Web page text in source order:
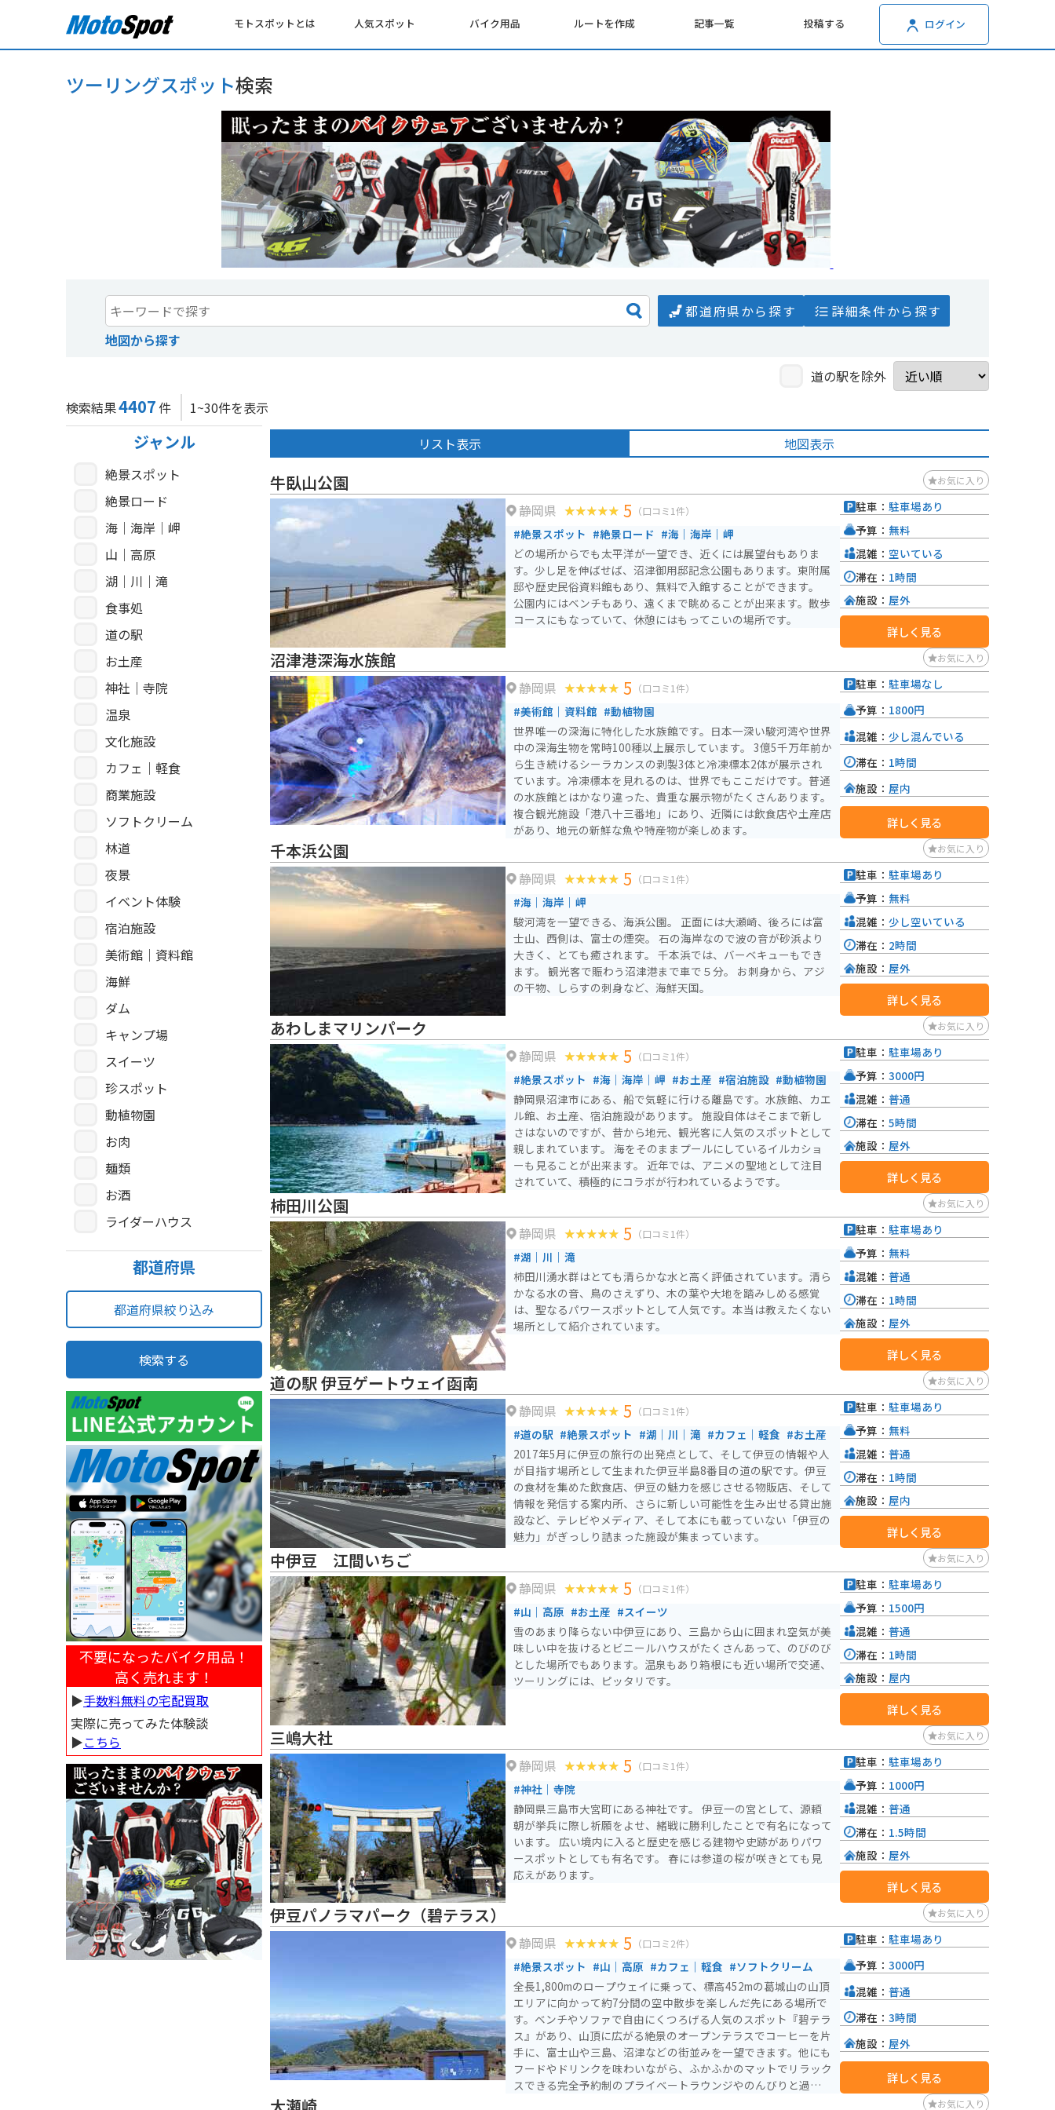
モトスポットとは 人気スポット バイク用品 ルートを作成 記事一覧 投稿する ログイン
ツーリングスポット検索
都道府県から探す
詳細条件から探す
地図から探す
道の駅を除外
検索結果4407件 1~30件を表示
ジャンル
絶景スポット
絶景ロード
海｜海岸｜岬
山｜高原
湖｜川｜滝
食事処
道の駅
お土産
神社｜寺院
温泉
文化施設
カフェ｜軽食
商業施設
ソフトクリーム
林道
夜景
イベント体験
宿泊施設
美術館｜資料館
海鮮
ダム
キャンプ場
スイーツ
珍スポット
動植物園
お肉
麺類
お酒
ライダーハウス
都道府県
都道府県絞り込み
検索する
不要になったバイク用品！
高く売れます！
▶︎手数料無料の宅配買取
実際に売ってみた体験談
▶︎こちら
リスト表示 地図表示
牛臥山公園 お気に入り
静岡県 5 （口コミ1件）
#絶景スポット #絶景ロード #海｜海岸｜岬
どの場所からでも太平洋が一望でき、近くには展望台もありま
す。少し足を伸ばせば、沼津御用邸記念公園もあります。東附属
邸や歴史民俗資料館もあり、無料で入館することができます。
公園内にはベンチもあり、遠くまで眺めることが出来ます。散歩
コースにもなっていて、休憩にはもってこいの場所です。
駐車： 駐車場あり
予算： 無料
混雑： 空いている
滞在： 1時間
施設： 屋外
詳しく見る
沼津港深海水族館 お気に入り
静岡県 5 （口コミ1件）
#美術館｜資料館 #動植物園
世界唯一の深海に特化した水族館です。日本一深い駿河湾や世界
中の深海生物を常時100種以上展示しています。 3億5千万年前か
ら生き続けるシーラカンスの剥製3体と冷凍標本2体が展示され
ています。冷凍標本を見れるのは、世界でもここだけです。普通
の水族館とはかなり違った、貴重な展示物がたくさんあります。
複合観光施設「港八十三番地」にあり、近隣には飲食店や土産店
があり、地元の新鮮な魚や特産物が楽しめます。
駐車： 駐車場なし
予算： 1800円
混雑： 少し混んでいる
滞在： 1時間
施設： 屋内
詳しく見る
千本浜公園 お気に入り
静岡県 5 （口コミ1件）
#海｜海岸｜岬
駿河湾を一望できる、海浜公園。 正面には大瀬崎、後ろには富
士山、西側は、富士の煙突。 石の海岸なので波の音が砂浜より
大きく、とても癒されます。 千本浜では、バーベキューもでき
ます。 観光客で賑わう沼津港まで車で５分。 お刺身から、アジ
の干物、しらすの刺身など、海鮮天国。
駐車： 駐車場あり
予算： 無料
混雑： 少し空いている
滞在： 2時間
施設： 屋外
詳しく見る
あわしまマリンパーク お気に入り
静岡県 5 （口コミ1件）
#絶景スポット #海｜海岸｜岬 #お土産 #宿泊施設 #動植物園
静岡県沼津市にある、船で気軽に行ける離島です。水族館、カエ
ル館、お土産、宿泊施設があります。 施設自体はそこまで新し
さはないのですが、昔から地元、観光客に人気のスポットとして
親しまれています。 海をそのままプールにしているイルカショ
ーも見ることが出来ます。 近年では、アニメの聖地として注目
されていて、積極的にコラボが行われているようです。
駐車： 駐車場あり
予算： 3000円
混雑： 普通
滞在： 5時間
施設： 屋外
詳しく見る
柿田川公園 お気に入り
静岡県 5 （口コミ1件）
#湖｜川｜滝
柿田川湧水群はとても清らかな水と高く評価されています。清ら
かなる水の音、鳥のさえずり、木の葉や大地を踏みしめる感覚
は、聖なるパワースポットとして人気です。本当は教えたくない
場所として紹介されています。
駐車： 駐車場あり
予算： 無料
混雑： 普通
滞在： 1時間
施設： 屋外
詳しく見る
道の駅 伊豆ゲートウェイ函南 お気に入り
静岡県 5 （口コミ1件）
#道の駅 #絶景スポット #湖｜川｜滝 #カフェ｜軽食 #お土産
2017年5月に伊豆の旅行の出発点として、そして伊豆の情報や人
が目指す場所として生まれた伊豆半島8番目の道の駅です。伊豆
の食材を集めた飲食店、伊豆の魅力を感じさせる物販店、そして
情報を発信する案内所、さらに新しい可能性を生み出せる貸出施
設など、テレビやメディア、そして本にも載っていない「伊豆の
魅力」がぎっしり詰まった施設が集まっています。
駐車： 駐車場あり
予算： 無料
混雑： 普通
滞在： 1時間
施設： 屋内
詳しく見る
中伊豆 江間いちご お気に入り
静岡県 5 （口コミ1件）
#山｜高原 #お土産 #スイーツ
雪のあまり降らない中伊豆にあり、三島から山に囲まれ空気が美
味しい中を抜けるとビニールハウスがたくさんあって、のびのび
とした場所でもあります。温泉もあり箱根にも近い場所で交通、
ツーリングには、ピッタリです。
駐車： 駐車場あり
予算： 1500円
混雑： 普通
滞在： 1時間
施設： 屋内
詳しく見る
三嶋大社 お気に入り
静岡県 5 （口コミ1件）
#神社｜寺院
静岡県三島市大宮町にある神社です。 伊豆一の宮として、源頼
朝が挙兵に際し祈願をよせ、緒戦に勝利したことで有名になって
います。 広い境内に入ると歴史を感じる建物や史跡がありパワ
ースポットとしても有名です。 春には参道の桜が咲きとても見
応えがあります。
駐車： 駐車場あり
予算： 1000円
混雑： 普通
滞在： 1.5時間
施設： 屋外
詳しく見る
伊豆パノラマパーク（碧テラス） お気に入り
静岡県 5 （口コミ2件）
#絶景スポット #山｜高原 #カフェ｜軽食 #ソフトクリーム
全長1,800mのロープウェイに乗って、標高452mの葛城山の山頂
エリアに向かって約7分間の空中散歩を楽しんだ先にある場所で
す。ベンチやソファで自由にくつろげる人気のスポット『碧テラ
ス』があり、山頂に広がる絶景のオープンテラスでコーヒーを片
手に、富士山や三島、沼津などの街並みを一望できます。他にも
フードやドリンクを味わいながら、ふかふかのマットでリラック
スできる完全予約制のプライベートラウンジやのんびりと過ごせ
駐車： 駐車場あり
予算： 3000円
混雑： 普通
滞在： 3時間
施設： 屋外
詳しく見る
大瀬崎 お気に入り